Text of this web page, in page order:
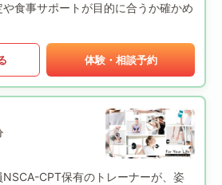
食事サポートが目的に合うか確かめ
体験・相談予約
CPT保有のトレーナーが、姿